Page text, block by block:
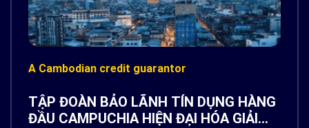
A Cambodian credit guarantor
TẬP ĐOÀN BẢO LÃNH TÍN DỤNG HÀNG
ĐẦU CAMPUCHIA HIỆN ĐẠI HÓA GIẢI